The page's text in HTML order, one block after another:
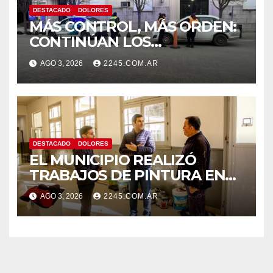
DESTACADO DOLORES
MÁS CONTROL, MÁS ORDEN:
CONTINÚAN LOS
OPERATIVOS PREVENTIVOS
DE TRÁNSITO EN DOLORES
AGO 3, 2026 2245.COM.AR
DESTACADO DOLORES
EL MUNICIPIO REALIZÓ
TRABAJOS DE PINTURA EN
LA ESCUELA N.º 10
AGO 3, 2026 2245.COM.AR